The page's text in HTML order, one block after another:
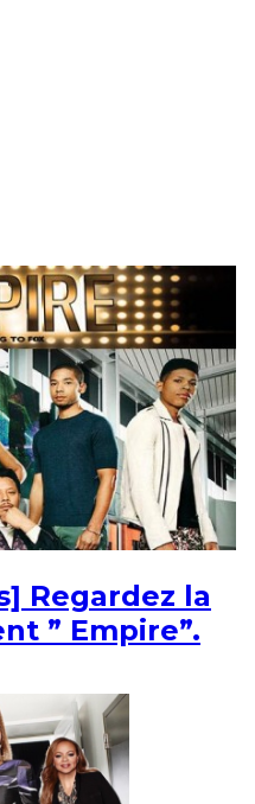
Regardez la
” Empire”.